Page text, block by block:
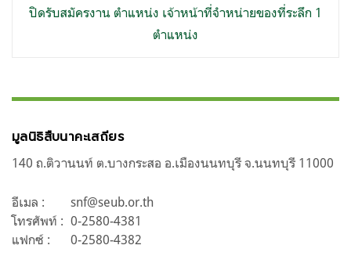
ปิดรับสมัครงาน ตำแหน่ง เจ้าหน้าที่จำหน่ายของที่ระลึก 1
ตำแหน่ง
มูลนิธิสืบนาคะเสถียร
140 ถ.ติวานนท์ ต.บางกระสอ อ.เมืองนนทบุรี จ.นนทบุรี 11000
อีเมล :
snf@seub.or.th
โทรศัพท์ : 0-2580-4381
แฟกซ์ :
0-2580-4382